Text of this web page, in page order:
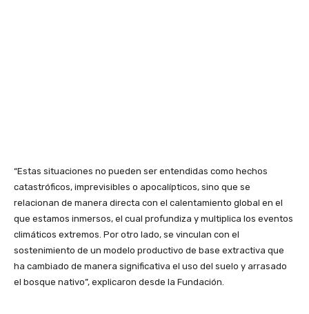
“Estas situaciones no pueden ser entendidas como hechos
catastróficos, imprevisibles o apocalípticos, sino que se
relacionan de manera directa con el calentamiento global en el
que estamos inmersos, el cual profundiza y multiplica los eventos
climáticos extremos. Por otro lado, se vinculan con el
sostenimiento de un modelo productivo de base extractiva que
ha cambiado de manera significativa el uso del suelo y arrasado
el bosque nativo”, explicaron desde la Fundación.